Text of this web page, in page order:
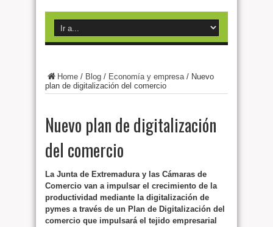
Home / Blog / Economía y empresa/ Nuevo
plan de digitalización del comercio
Nuevo plan de digitalización
del comercio
La Junta de Extremadura y las Cámaras de
Comercio van a impulsar el crecimiento de la
productividad mediante la digitalización de
pymes a través de un Plan de Digitalización del
comercio que impulsará el tejido empresarial